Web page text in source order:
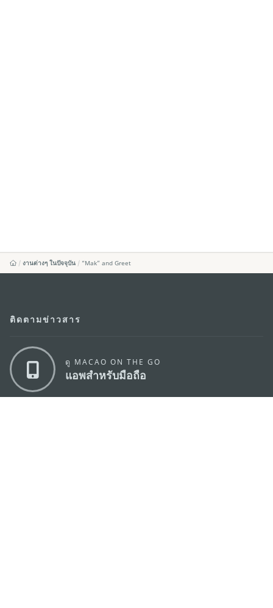
งานต่างๆ ในปัจจุบัน “Mak” and Greet
ติดตามข่าวสาร
ดู MACAO ON THE GO
แอพสำหรับมือถือ